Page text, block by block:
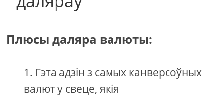
Плюсы даляра валюты:
Гэта адзін з самых канверсоўных
валют у свеце, якія